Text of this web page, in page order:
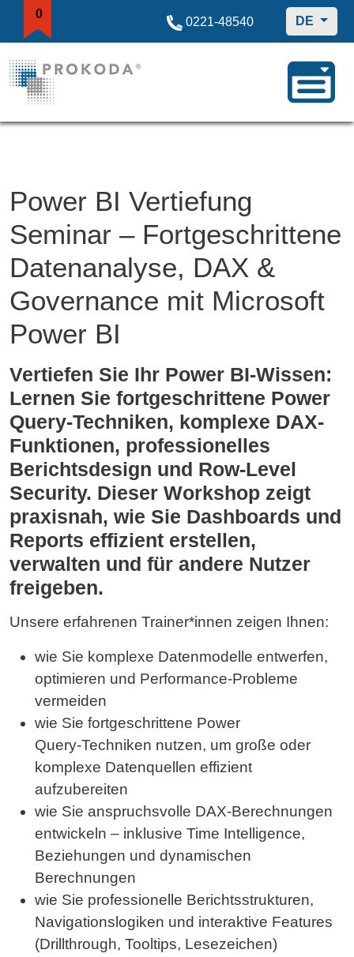
0
0221-48540 DE
Power BI Vertiefung
Seminar – Fortgeschrittene
Datenanalyse, DAX &
Governance mit Microsoft
Power BI
Vertiefen Sie Ihr Power BI-Wissen:
Lernen Sie fortgeschrittene Power
Query-Techniken, komplexe DAX-
Funktionen, professionelles
Berichtsdesign und Row-Level
Security. Dieser Workshop zeigt
praxisnah, wie Sie Dashboards und
Reports effizient erstellen,
verwalten und für andere Nutzer
freigeben.
Unsere erfahrenen Trainer*innen zeigen Ihnen:
wie Sie komplexe Datenmodelle entwerfen,
optimieren und Performance‑Probleme
vermeiden
wie Sie fortgeschrittene Power
Query‑Techniken nutzen, um große oder
komplexe Datenquellen effizient
aufzubereiten
wie Sie anspruchsvolle DAX‑Berechnungen
entwickeln – inklusive Time Intelligence,
Beziehungen und dynamischen
Berechnungen
wie Sie professionelle Berichtsstrukturen,
Navigationslogiken und interaktive Features
(Drillthrough, Tooltips, Lesezeichen)